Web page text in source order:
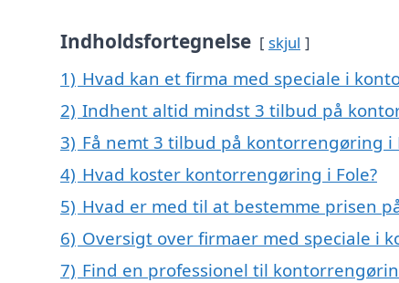
Indholdsfortegnelse skjul
1) Hvad kan et firma med speciale i
2) Indhent altid mindst 3 tilbud på
3) Få nemt 3 tilbud på kontorrengøring
4) Hvad koster kontorrengøring i Fole?
5) Hvad er med til at bestemme prisen
6) Oversigt over firmaer med speciale i
7) Find en professionel til